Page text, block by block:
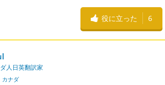
役に立った 6
人日英翻訳家
カナダ